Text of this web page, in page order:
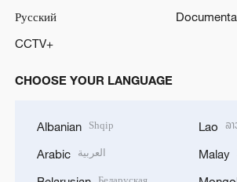
Русский
CCTV+
CHOOSE YOUR LANGUAGE
Albanian Shqip
Arabic العربية
Lao ລ
Malay